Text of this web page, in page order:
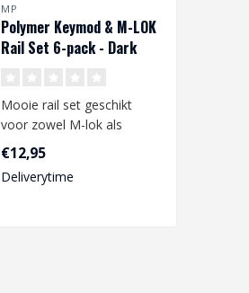
MP
Polymer Keymod & M-LOK
Rail Set 6-pack - Dark
Mooie rail set geschikt
voor zowel M-lok als
Keymod rail systemen. De
rails zijn..
€12,95
Deliverytime